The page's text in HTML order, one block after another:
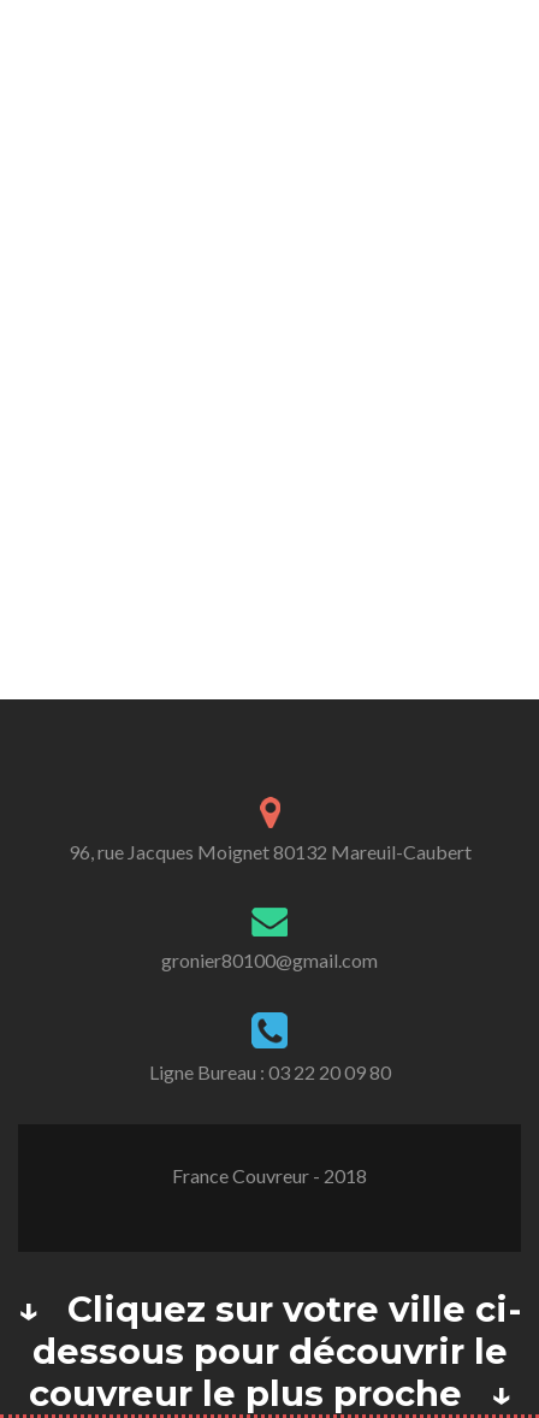
96, rue Jacques Moignet 80132 Mareuil-Caubert
gronier80100@gmail.com
Ligne Bureau : 03 22 20 09 80
France Couvreur - 2018
↓ Cliquez sur votre ville ci-
dessous pour découvrir le
couvreur le plus proche ↓